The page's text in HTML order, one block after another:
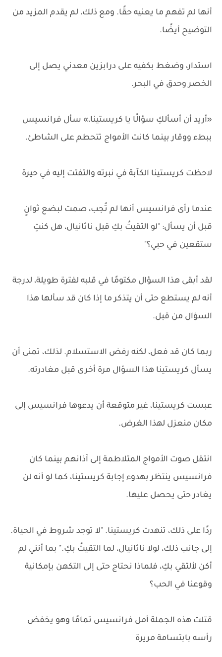
أنها لم تفهم ما يعنيه حقًا. ومع ذلك، لم يقدم المزيد من
التوضيح أيضًا.
استدار، وضغط بكفيه على درابزين معدني يصل إلى
الخصر وحدق في البحر.
«أريد أن أسألكِ سؤالًا يا كريستينا،» سأل فرانسيس
ببطء ووقار بينما كانت الأمواج تتحطم على الشاطئ.
لاحظت كريستينا الكآبة في نبرته والتفتت إليه في حيرة
عندما رأى فرانسيس أنها لم تُجب، صمت لبضع ثوانٍ
قبل أن يسأل: "لو التقيتُ بكِ قبل ناثانيال، هل كنتِ
ستقعين في حبي؟"
لقد أبقى هذا السؤال مكتومًا في قلبه لفترة طويلة، لدرجة
أنه لم يستطع حتى أن يتذكر ما إذا كان قد سألها هذا
السؤال من قبل.
ربما كان قد فعل، لكنه رفض الاستسلام. لذلك، تمنى أن
يسأل كريستينا هذا السؤال مرة أخرى قبل مغادرته.
عبست كريستينا، غير متوقعة أن يدعوها فرانسيس إلى
مكان منعزل لهذا الغرض.
انتقل صوت الأمواج المتلاطمة إلى آذانهم بينما كان
فرانسيس ينتظر بهدوء إجابة كريستينا، كما لو أنه لن
يغادر حتى يحصل عليها.
ردًا على ذلك، تنهدت كريستينا. "لا توجد شروط في الحياة.
إلى جانب ذلك، لولا ناثانيال، لما التقيتُ بكِ." بما أنني لم
أكن لألتقي بكِ، فلماذا نحتاج حتى إلى التكهن بإمكانية
وقوعنا في الحب؟
قتلت هذه الجملة أمل فرانسيس تمامًا وهو يخفض
رأسه بابتسامة مريرة